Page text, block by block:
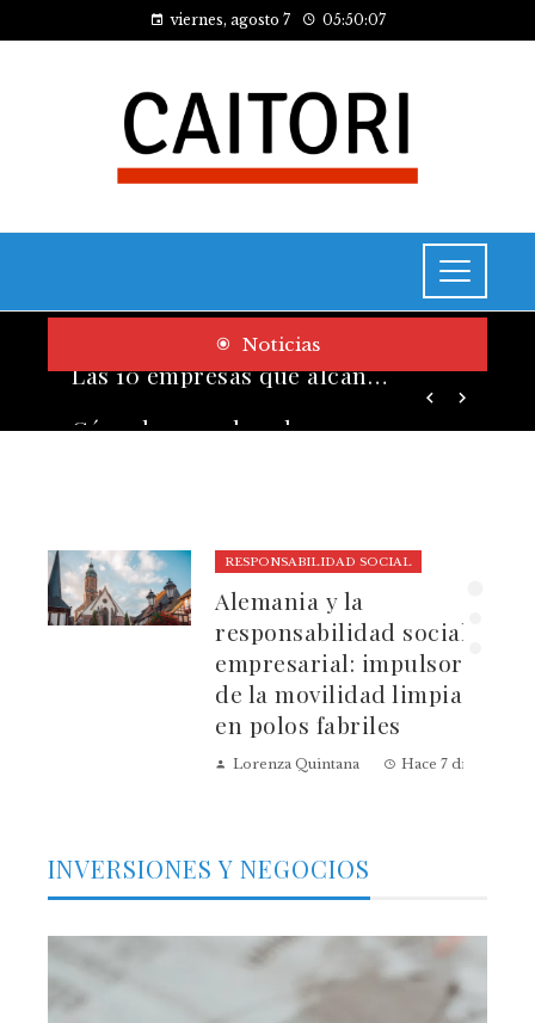
viernes, agosto 7 05:50:08
Noticias
RESPONSABILIDAD SOCIAL
Alemania y la
responsabilidad social
empresarial: impulsores
de la movilidad limpia
en polos fabriles
Lorenza Quintana Hace 7 días
INVERSIONES Y NEGOCIOS